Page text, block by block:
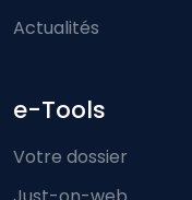
Actualités
e-Tools
Votre dossier